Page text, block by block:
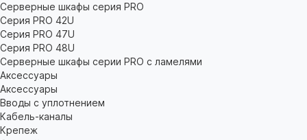
Серверные шкафы серия PRO
Серия PRO 42U
Серия PRO 47U
Серия PRO 48U
Серверные шкафы серии PRO с ламелями
Аксессуары
Аксессуары
Вводы с уплотнением
Кабель-каналы
Крепеж